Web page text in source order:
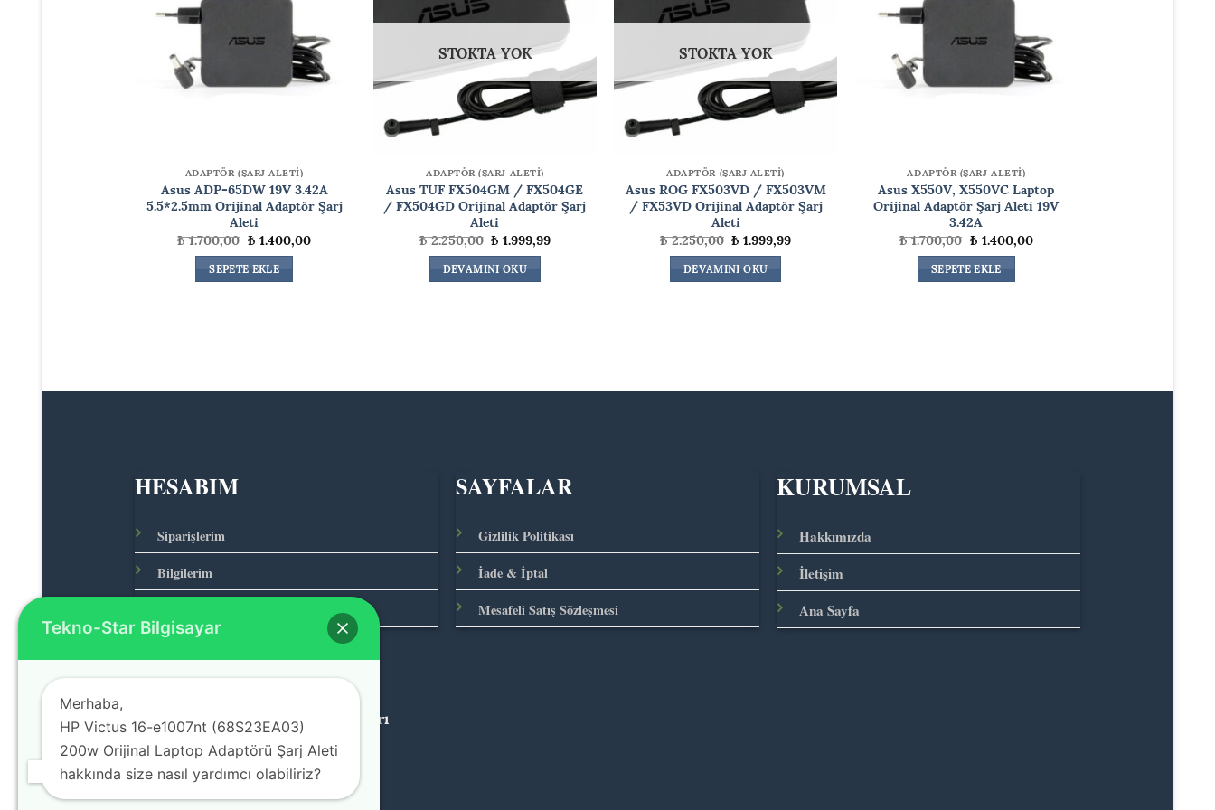
ADAPTÖR (ŞARJ ALETİ)
Asus ADP-65DW 19V 3.42A
5.5*2.5mm Orijinal Adaptör Şarj
Aleti
₺1.700,00Orijinal
fiyat:
₺ 1.700,00.
₺1.400,00Şuandaki
SEPETE EKLE
STOKTA YOK
ADAPTÖR (ŞARJ ALETİ)
Asus TUF FX504GM / FX504GE
/ FX504GD Orijinal Adaptör Şarj
Aleti
₺2.250,00Orijinal
fiyat:
₺ 2.250,00.
₺1.999,99Şuandaki
DEVAMINI OKU
STOKTA YOK
ADAPTÖR (ŞARJ ALETİ)
Asus ROG FX503VD / FX503VM
/ FX53VD Orijinal Adaptör Şarj
Aleti
₺2.250,00Orijinal
fiyat:
₺ 2.250,00.
₺1.999,99Şuandaki
DEVAMINI OKU
ADAPTÖR (ŞARJ ALETİ)
Asus X550V, X550VC Laptop
Orijinal Adaptör Şarj Aleti 19V
3.42A
₺1.700,00Orijinal
fiyat:
₺ 1.700,00.
₺1.400,00Şuandaki
SEPETE EKLE
HESABIM
Siparişlerim
Bilgilerim
SAYFALAR
Gizlilik Politikası
İade & İptal
Mesafeli Satış Sözleşmesi
KURUMSAL
Hakkımızda
İletişim
Ana Sayfa
© 2026 Teknolojinin Starı
Tekno-Star Bilgisayar
Merhaba,
HP Victus 16-e1007nt (68S23EA03)
200w Orijinal Laptop Adaptörü Şarj Aleti
hakkında size nasıl yardımcı olabiliriz?